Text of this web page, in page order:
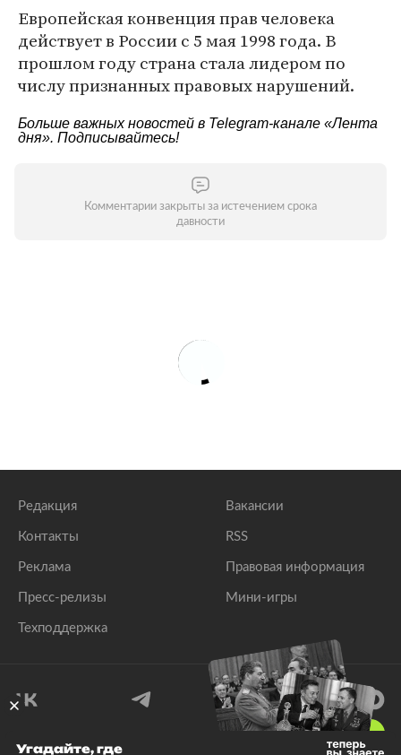
Европейская конвенция прав человека
действует в России с 5 мая 1998 года. В
прошлом году страна стала лидером по
числу признанных правовых нарушений.
Больше важных новостей в Telegram-канале «Лента
дня». Подписывайтесь!
Комментарии закрыты за истечением срока
давности
Редакция
Контакты
Реклама
Пресс-релизы
Техподдержка
Вакансии
RSS
Правовая информация
Мини-игры
Угадайте, где